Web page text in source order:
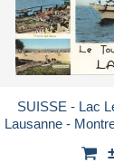
SUISSE - Lac
Lausanne -